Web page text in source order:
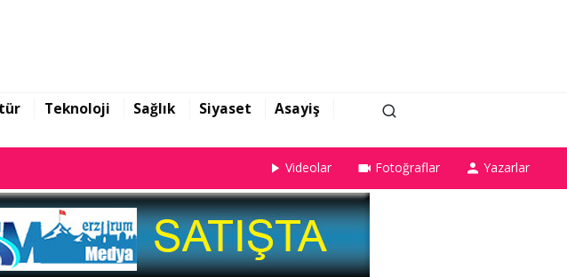
Teknoloji Sağlık Siyaset
Asayiş
Videolar Fotoğraflar Yazarlar